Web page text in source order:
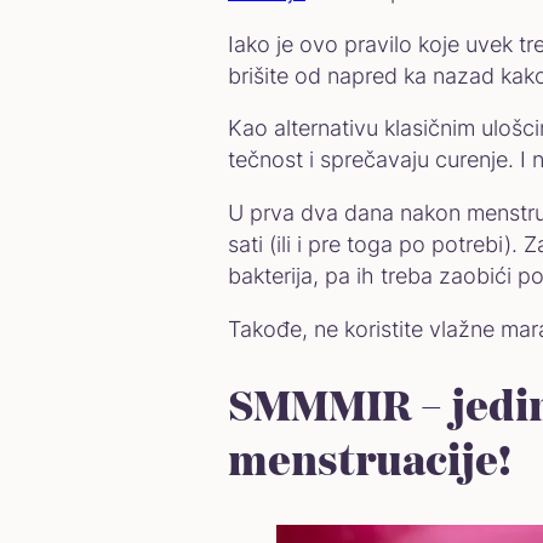
Iako je ovo pravilo koje uvek
brišite od napred ka nazad
Kao alternativu klasičnim
tečnost i sprečavaju curenje. I
U prva dva dana nakon
sati (ili i pre toga po potrebi).
bakterija, pa ih treba zaobići
Takođe, ne koristite vlažne
SMMMIR –
menstruacije!